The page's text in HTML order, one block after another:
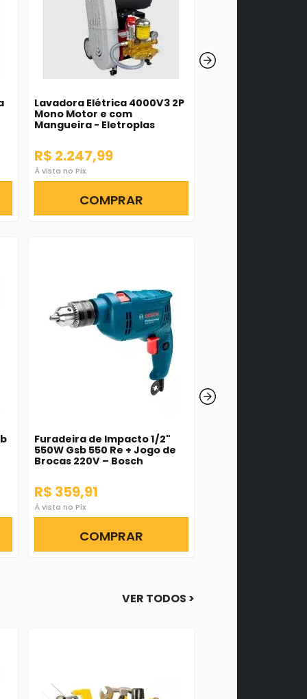
Lavadora Elétrica 4000V3 2P
Mono Motor e com
Mangueira - Eletroplas
R$ 2.247,99
À vista no Pix
COMPRAR
Furadeira de Impacto 1/2"
550W Gsb 550 Re + Jogo de
Brocas 220V – Bosch
R$ 359,91
À vista no Pix
COMPRAR
VER TODOS >